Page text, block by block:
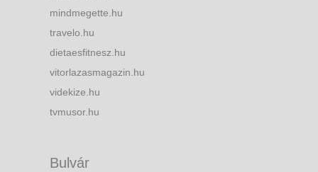
mindmegette.hu
travelo.hu
dietaesfitnesz.hu
vitorlazasmagazin.hu
videkize.hu
tvmusor.hu
Bulvár